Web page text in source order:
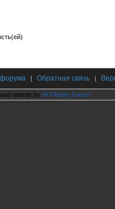
| Обратная связь |
and rewrite by Hi Fidelity Forum